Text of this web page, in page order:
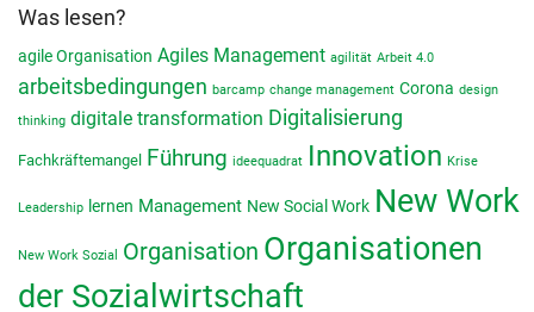
Was lesen?
agile Organisation Agiles Management agilität Arbeit 4.0
arbeitsbedingungen barcamp change management Corona design
thinking digitale transformation Digitalisierung
Fachkräftemangel Führung ideequadrat Innovation Krise
Leadership lernen Management New Social Work New Work
New Work Sozial Organisation Organisationen
der Sozialwirtschaft